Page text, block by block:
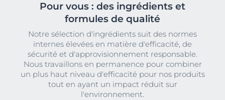
Pour vous : des ingrédients et
formules de qualité
Notre sélection d'ingrédients suit des normes
internes élevées en matière d'efficacité, de
sécurité et d'approvisionnement responsable.
Nous travaillons en permanence pour combiner
un plus haut niveau d'efficacité pour nos produits
tout en ayant un impact réduit sur
l'environnement.